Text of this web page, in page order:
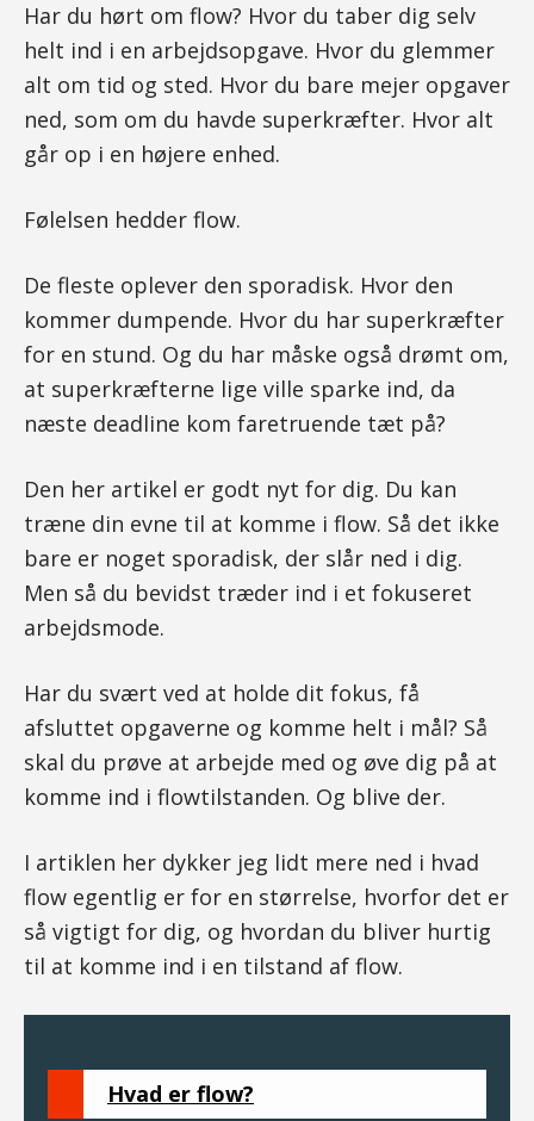
Har du hørt om flow? Hvor du taber dig selv
helt ind i en arbejdsopgave. Hvor du glemmer
alt om tid og sted. Hvor du bare mejer opgaver
ned, som om du havde superkræfter. Hvor alt
går op i en højere enhed.
Følelsen hedder flow.
De fleste oplever den sporadisk. Hvor den
kommer dumpende. Hvor du har superkræfter
for en stund. Og du har måske også drømt om,
at superkræfterne lige ville sparke ind, da
næste deadline kom faretruende tæt på?
Den her artikel er godt nyt for dig. Du kan
træne din evne til at komme i flow. Så det ikke
bare er noget sporadisk, der slår ned i dig.
Men så du bevidst træder ind i et fokuseret
arbejdsmode.
Har du svært ved at holde dit fokus, få
afsluttet opgaverne og komme helt i mål? Så
skal du prøve at arbejde med og øve dig på at
komme ind i flowtilstanden. Og blive der.
I artiklen her dykker jeg lidt mere ned i hvad
flow egentlig er for en størrelse, hvorfor det er
så vigtigt for dig, og hvordan du bliver hurtig
til at komme ind i en tilstand af flow.
Hvad er flow?